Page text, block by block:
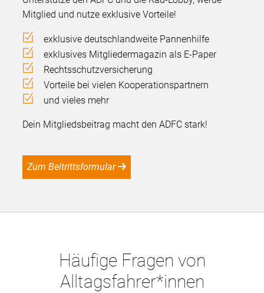
Mitglied und nutze exklusive Vorteile!
exklusive deutschlandweite Pannenhilfe
exklusives Mitgliedermagazin als E-Paper
Rechtsschutzversicherung
Vorteile bei vielen Kooperationspartnern
und vieles mehr
Dein Mitgliedsbeitrag macht den ADFC stark!
Zum Beitrittsformular
Häufige Fragen von
Alltagsfahrer*innen